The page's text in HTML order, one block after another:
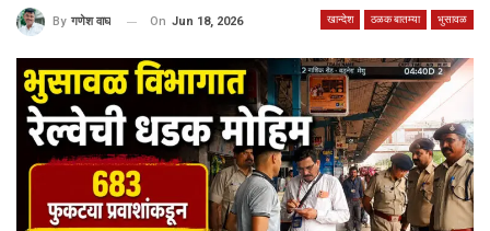
खान्देश ठळक बातम्या भुसावळ
By गणेश वाघ On Jun 18, 2026